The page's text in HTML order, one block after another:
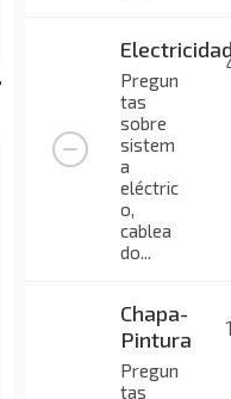
Electricidad
Pregun
tas
sobre
sistem
a
eléctric
o,
cablea
do...
Chapa-
Pintura
Pregun
tas